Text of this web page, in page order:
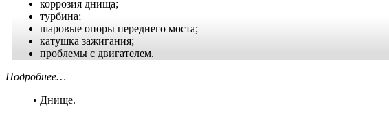
коррозия днища;
турбина;
шаровые опоры переднего моста;
катушка зажигания;
проблемы с двигателем.
Подробнее…
• Днище.